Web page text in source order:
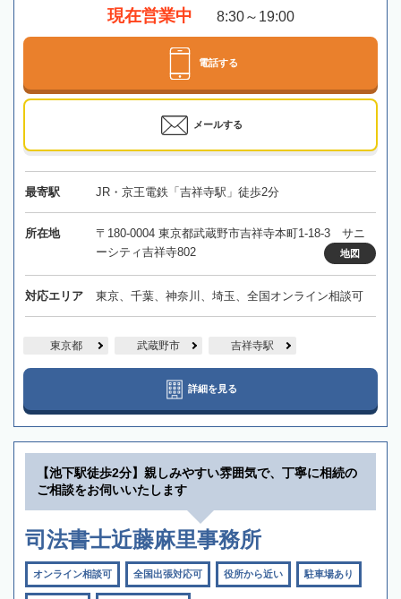
現在営業中 8:30～19:00
電話する
メールする
最寄駅 JR・京王電鉄「吉祥寺駅」徒歩2分
所在地
〒180-0004 東京都武蔵野市吉祥寺本町1-18-3 サニ
ーシティ吉祥寺802
地図
対応エリア 東京、千葉、神奈川、埼玉、全国オンライン相談可
東京都 武蔵野市 吉祥寺駅
詳細を見る
【池下駅徒歩2分】親しみやすい雰囲気で、丁寧に相続の
ご相談をお伺いいたします
司法書士近藤麻里事務所
オンライン相談可 全国出張対応可 役所から近い 駐車場あり